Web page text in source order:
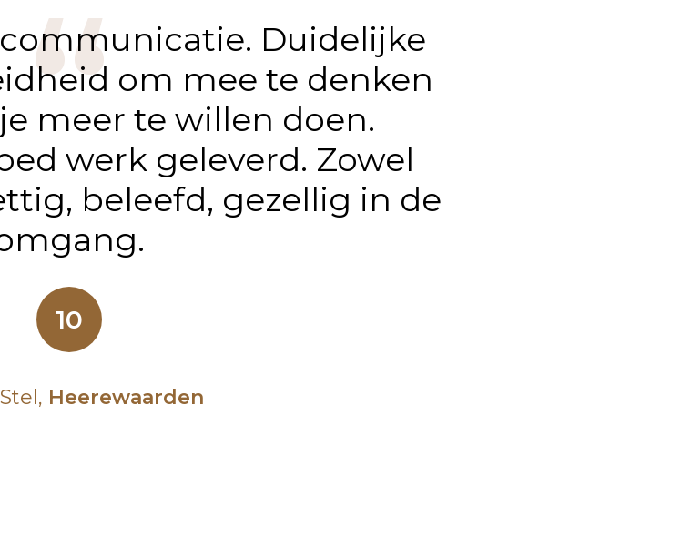
10
Duidelijke
om mee te denken
meer te willen doen.
werk geleverd. Zowel
beleefd, gezellig in de
Heerewaarden